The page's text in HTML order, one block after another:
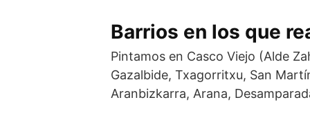
Barrios en los que
Pintamos en Casco Viejo (Alde
Gazalbide, Txagorritxu, San
Aranbizkarra, Arana,